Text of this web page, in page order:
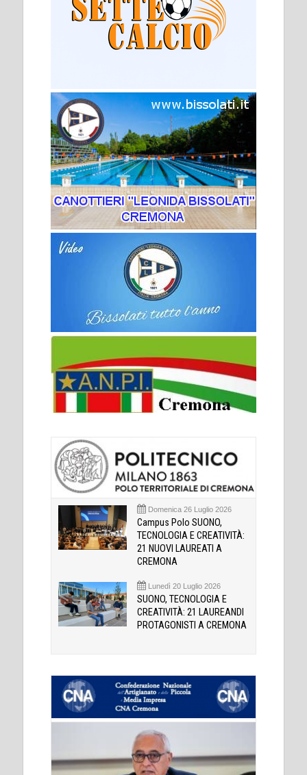
Domenica 26 Luglio 2026
Campus Polo SUONO,
TECNOLOGIA E CREATIVITÀ:
21 NUOVI LAUREATI A
CREMONA
Lunedì 20 Luglio 2026
SUONO, TECNOLOGIA E
CREATIVITÀ: 21 LAUREANDI
PROTAGONISTI A CREMONA